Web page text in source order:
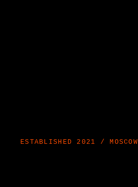
ESTABLISHED 2021 / MOSCOW